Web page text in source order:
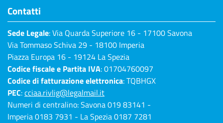
Contatti
Sede Legale: Via Quarda Superiore 16 - 17100 Savona
Via Tommaso Schiva 29 - 18100 Imperia
Piazza Europa 16 - 19124 La Spezia
Codice fiscale e Partita IVA: 01704760097
Codice di fatturazione elettronica: TQBHGX
PEC:cciaa.rivlig@legalmail.it
Numeri di centralino: Savona 019 83141 -
Imperia 0183 7931 - La Spezia 0187 7281